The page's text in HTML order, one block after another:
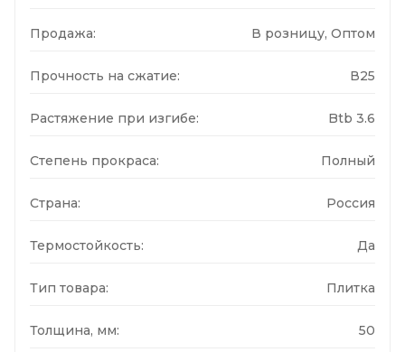
Продажа: В розницу, Оптом
Прочность на сжатие: В25
Растяжение при изгибе: Btb 3.6
Степень прокраса: Полный
Страна: Россия
Термостойкость: Да
Тип товара: Плитка
Толщина, мм: 50